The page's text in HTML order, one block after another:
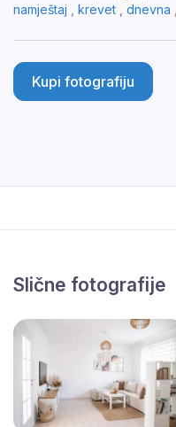
namještaj
krevet dnevna
Kupi fotografiju
Slične fotografije